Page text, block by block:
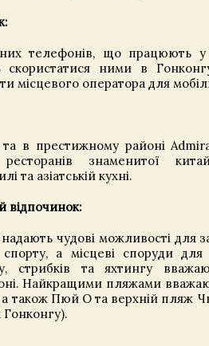
телефонів, що працюють у
скористатися ними в
місцевого оператора для
в престижному районі
знаменитої
та азіатській кухні.
відпочинок:
чудові можливості для
а місцеві споруди
стрибків та яхтингу
Найкращими пляжами
а також Пюй О та верхній пляж